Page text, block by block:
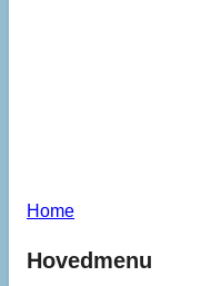
Home
Hovedmenu